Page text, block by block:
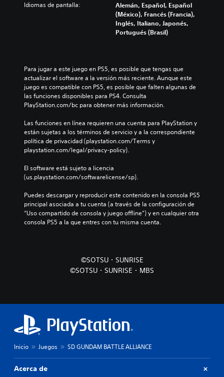
Idiomas de pantalla:
Alemán, Español, Español
(México), Francés (Francia),
Inglés, Italiano, Japonés,
Portugués (Brasil)
Para jugar a este juego en PS5, es posible que tengas que
actualizar el software a la versión más reciente. Aunque este
juego es compatible con PS5, es posible que falten algunas de
las funciones disponibles para PS4. Consulta
PlayStation.com/bc para obtener más información.
Las funciones en línea requieren una cuenta para PlayStation y
están sujetas a los términos de servicio y a la correspondiente
política de privacidad (playstation.com/Terms y
playstation.com/legal/privacy-policy).
El software está sujeto a licencia
(us.playstation.com/softwarelicense/sp).
Puedes descargar y reproducir este contenido en la consola PS5
principal asociada a tu cuenta (a través de la configuración de
“Uso compartido de consola y juego offline”) y en cualquier otra
consola PS5 a la que entres con tu misma cuenta.
©SOTSU・SUNRISE
©SOTSU・SUNRISE・MBS
Inicio Juegos SD GUNDAM BATTLE ALLIANCE
Acerca de